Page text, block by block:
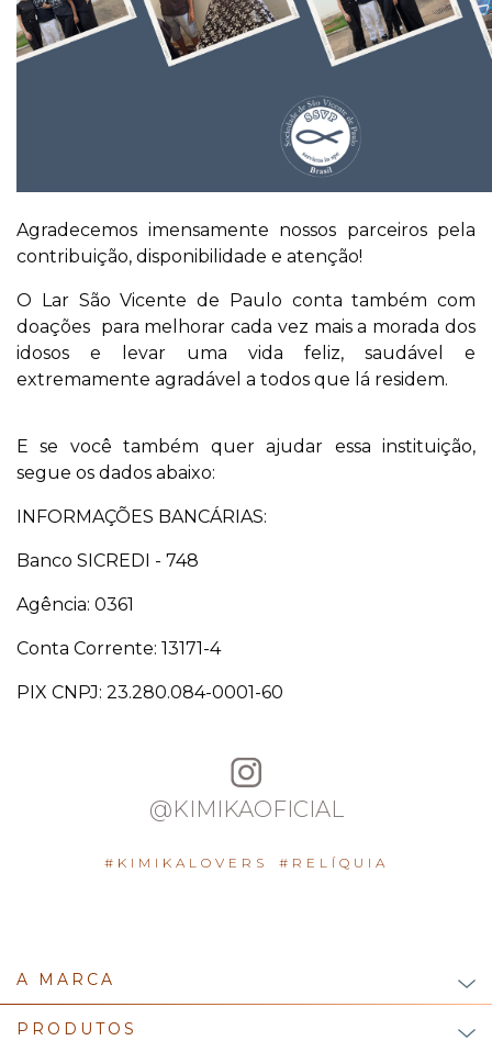
Agradecemos imensamente nossos parceiros pela
contribuição, disponibilidade e atenção!
O Lar São Vicente de Paulo conta também com
doações para melhorar cada vez mais a morada dos
idosos e levar uma vida feliz, saudável e
extremamente agradável a todos que lá residem.
E se você também quer ajudar essa instituição,
segue os dados abaixo:
INFORMAÇÕES BANCÁRIAS:
Banco SICREDI - 748
Agência: 0361
Conta Corrente: 13171-4
PIX CNPJ: 23.280.084-0001-60
@KIMIKAOFICIAL
#KIMIKALOVERS #RELÍQUIA
A MARCA
PRODUTOS